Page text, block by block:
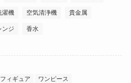
濯機 空気清浄機 貴金属
ンジ 香水
フィギュア ワンピース